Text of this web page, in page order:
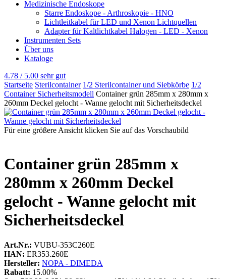
Medizinische Endoskope
Starre Endoskope - Arthroskopie - HNO
Lichtleitkabel für LED und Xenon Lichtquellen
Adapter für Kaltlichtkabel Halogen - LED - Xenon
Instrumenten Sets
Über uns
Kataloge
4.78 / 5.00 sehr gut
Startseite Sterilcontainer 1/2 Sterilcontainer und Siebkörbe 1/2
Container Sicherheitsmodell Container grün 285mm x 280mm x
260mm Deckel gelocht - Wanne gelocht mit Sicherheitsdeckel
Für eine größere Ansicht klicken Sie auf das Vorschaubild
Container grün 285mm x
280mm x 260mm Deckel
gelocht - Wanne gelocht mit
Sicherheitsdeckel
Art.Nr.: VUBU-353C260E
HAN: ER353.260E
Hersteller: NOPA - DIMEDA
Rabatt: 15.00%